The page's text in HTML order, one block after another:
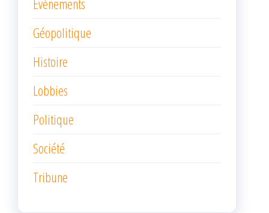
Événements
Géopolitique
Histoire
Lobbies
Politique
Société
Tribune